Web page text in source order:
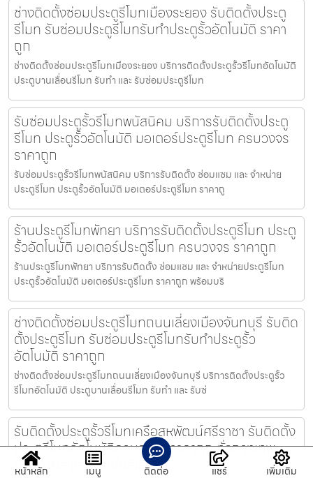
ช่างติดตั้งซ่อมประตูรีโมทเมืองระยอง รับติดตั้งประตู
รีโมท รับซ่อมประตูรีโมทรับทำประตูรั้วอัตโนมัติ ราคา
ถูก
ช่างติดตั้งซ่อมประตูรีโมทเมืองระยอง บริการติดตั้งประตูรั้วรีโมทอัตโนมัติ
ประตูบานเลื่อนรีโมท รับทำ และ รับซ่อมประตูรีโมท
รับซ่อมประตูรั้วรีโมทพนัสนิคม บริการรับติดตั้งประตู
รีโมท ประตูรั้วอัตโนมัติ มอเตอร์ประตูรีโมท ครบวงจร
ราคาถูก
รับซ่อมประตูรั้วรีโมทพนัสนิคม บริการรับติดตั้ง ซ่อมแซม และ จำหน่าย
ประตูรีโมท ประตูรั้วอัตโนมัติ มอเตอร์ประตูรีโมท ราคาถู
ร้านประตูรีโมทพัทยา บริการรับติดตั้งประตูรีโมท ประตู
รั้วอัตโนมัติ มอเตอร์ประตูรีโมท ครบวงจร ราคาถูก
ร้านประตูรีโมทพัทยา บริการรับติดตั้ง ซ่อมแซม และ จำหน่ายประตูรีโมท
ประตูรั้วอัตโนมัติ มอเตอร์ประตูรีโมท ราคาถูก พร้อมบริ
ช่างติดตั้งซ่อมประตูรีโมทถนนเลี่ยงเมืองจันทบุรี รับติด
ตั้งประตูรีโมท รับซ่อมประตูรีโมทรับทำประตูรั้ว
อัตโนมัติ ราคาถูก
ช่างติดตั้งซ่อมประตูรีโมทถนนเลี่ยงเมืองจันทบุรี บริการติดตั้งประตูรั้ว
รีโมทอัตโนมัติ ประตูบานเลื่อนรีโมท รับทำ และ รับซ่
รับติดตั้งประตูรั้วรีโมทเครือสหพัฒน์ศรีราชา รับติดตั้ง
ประตูรีโมทอัตโนมัติครบวงจร ราคาถูก ทั่วกรุงเทพ
ปริมณฑล และพื้นที่ใกล้เคียง
หน้าหลัก เมนู ติดต่อ แชร์ เพิ่มเติม